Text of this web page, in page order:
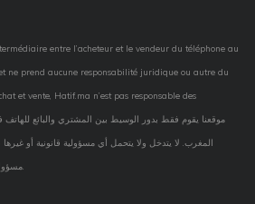
entre l’acheteur et le vendeur du téléphone au
ne prend aucune responsabilité juridique ou autre du
et vente, Hatif.ma n’est pas responsable des
المغرب. لا يتدخل ولا يتحمل أي مسؤولية قانونية أو